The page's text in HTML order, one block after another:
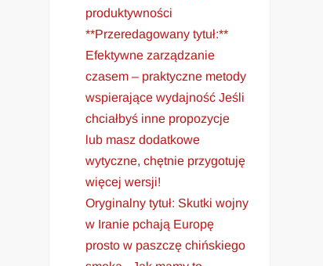
produktywności
**Przeredagowany tytuł:**
Efektywne zarządzanie
czasem – praktyczne metody
wspierające wydajność Jeśli
chciałbyś inne propozycje
lub masz dodatkowe
wytyczne, chętnie przygotuję
więcej wersji!
Oryginalny tytuł: Skutki wojny
w Iranie pchają Europę
prosto w paszczę chińskiego